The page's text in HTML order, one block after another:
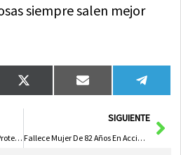
siempre salen mejor
Compartir
en
X
(Twitter)
Compartir
en
Email
en
Albacete Celebra 37 Años de Protección Civil con Incorporación de Nuevos Miembros y Compromiso Comunitario
SIGUIENTE
Fallece Mujer De 82 Años En Accidente De Tráfico En La CM-3000 Cerca De El Romeral